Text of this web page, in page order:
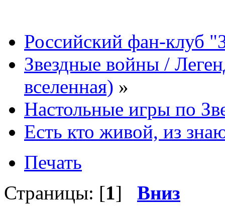
Российский фан-клуб
Звездные войны /
вселенная) »
Настольные игры по
Есть кто живой, из
Печать
Страницы: [1] Вниз